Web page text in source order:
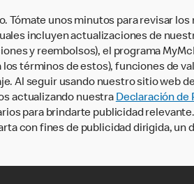
Tómate unos minutos para revisar los
incluyen actualizaciones de
y reembolsos), el programa
términos de estos), funciones de
Al seguir usando nuestro sitio web
actualizando nuestra Declaración de
para brindarte publicidad
con fines de publicidad dirigida, un